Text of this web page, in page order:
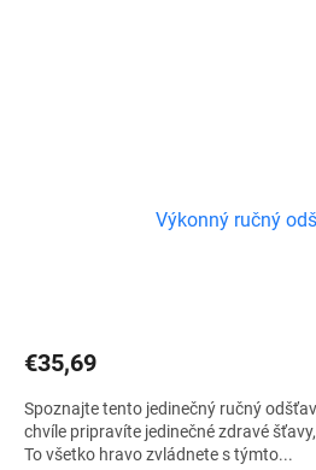
Výkonný ručný
€35,69
Spoznajte tento jedinečný ručný
chvíle pripravíte jedinečné zdravé
To všetko hravo zvládnete s týmto...